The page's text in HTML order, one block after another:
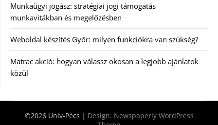
Munkaügyi jogász: stratégiai jogi támogatás
munkavitákban és megelőzésben
Weboldal készítés Győr: milyen funkciókra van szükség?
Matrac akció: hogyan válassz okosan a legjobb ajánlatok
közül
©2026 Univ-Pécs | Design: Newspaperly WordPress